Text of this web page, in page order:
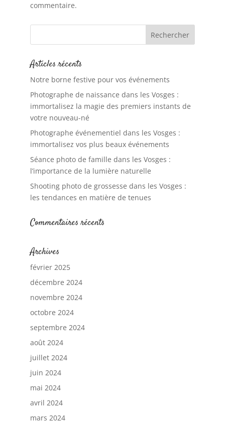
commentaire.
Articles récents
Notre borne festive pour vos événements
Photographe de naissance dans les Vosges :
immortalisez la magie des premiers instants de
votre nouveau-né
Photographe événementiel dans les Vosges :
immortalisez vos plus beaux événements
Séance photo de famille dans les Vosges :
l’importance de la lumière naturelle
Shooting photo de grossesse dans les Vosges :
les tendances en matière de tenues
Commentaires récents
Archives
février 2025
décembre 2024
novembre 2024
octobre 2024
septembre 2024
août 2024
juillet 2024
juin 2024
mai 2024
avril 2024
mars 2024